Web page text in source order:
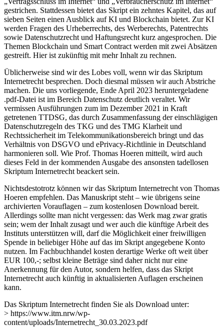
gestrichen. Stattdessen bietet das Skript ein zehntes Kapitel, das auf
sieben Seiten einen Ausblick auf KI und Blockchain bietet. Zur KI
werden Fragen des Urheberrechts, des Werberechts, Patentrechts
sowie Datenschutzrecht und Haftungsrecht kurz angesprochen. Die
Themen Blockchain und Smart Contract werden mit zwei Absätzen
gestreift. Hier ist zukünftig mit mehr Inhalt zu rechnen.
Üblicherweise sind wir des Lobes voll, wenn wir das Skriptum
Internetrecht besprechen. Doch diesmal müssen wir auch Abstriche
machen. Die uns vorliegende, Ende April 2023 heruntergeladene
.pdf-Datei ist im Bereich Datenschutz deutlich veraltet. Wir
vermissen Ausführungen zum im Dezember 2021 in Kraft
getretenen TTDSG, das durch Zusammenfassung der einschlägigen
Datenschutzregeln des TKG und des TMG Klarheit und
Rechtssicherheit im Telekommunikationsbereich bringt und das
Verhältnis von DSGVO und ePrivacy-Richtlinie in Deutschland
harmonieren soll. Wie Prof. Thomas Hoeren mitteilt, wird auch
dieses Feld in der kommenden Ausgabe des ansonsten tadellosen
Skriptum Internetrecht beackert sein.
Nichtsdestotrotz können wir das Skriptum Internetrecht von Thomas
Hoeren empfehlen. Das Manuskript steht – wie übrigens seine
archivierten Vorauflagen – zum kostenlosen Download bereit.
Allerdings sollte man nicht vergessen: das Werk mag zwar gratis
sein; wem der Inhalt zusagt und wer auch die künftige Arbeit des
Instituts unterstützen will, darf die Möglichkeit einer freiwilligen
Spende in beliebiger Höhe auf das im Skript angegebene Konto
nutzen. Im Fachbuchhandel kosten derartige Werke oft weit über
EUR 100,-; selbst kleine Beträge sind daher nicht nur eine
Anerkennung für den Autor, sondern helfen, dass das Skript
Internetrecht auch künftig in aktualisierten Auflagen erscheinen
kann.
Das Skriptum Internetrecht finden Sie als Download unter:
> https://www.itm.nrw/wp-
content/uploads/Internetrecht_30.03.2023.pdf